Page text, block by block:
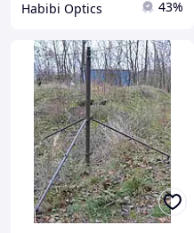
Habibi Optics 43%